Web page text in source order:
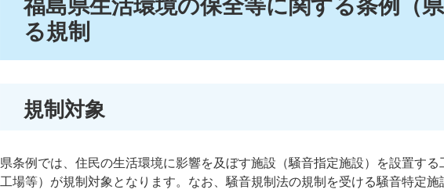
福島県生活環境の保全等に関する条例（
る規制
規制対象
県条例では、住民の生活環境に影響を及ぼす施設（騒音指定施設）を設置す
工場等）が規制対象となります。なお、騒音規制法の規制を受ける騒音特定施